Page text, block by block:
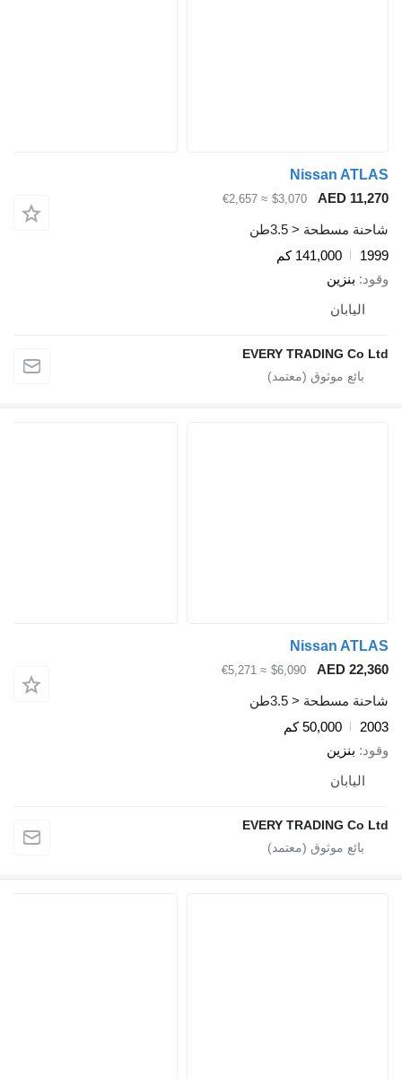
Nissan
AED
$3,070
≈ €2,657
مسطحة < 3.5طن
141,000 كم
بنزين
اليابان
EVERY TRADING Co
Nissan
AED
$6,090
≈ €5,271
مسطحة < 3.5طن
50,000 كم
بنزين
اليابان
EVERY TRADING Co